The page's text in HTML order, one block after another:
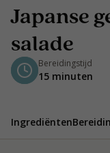
Japanse
salade
Bereidingstijd
15 minuten
Ingrediënten